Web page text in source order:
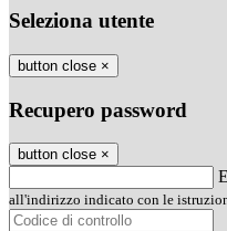
Seleziona utente
button close ×
Recupero password
button close ×
all'indirizzo indicato con le